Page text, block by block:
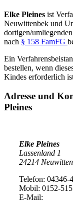
Elke Pleines ist
Neuwittenbek und
dortigen/
nach § 158 FamFG
Ein
bestellen, wenn
Kindes erforderlich
Adresse und
Pleines
Elke Pleines
Lassenland 1
24214
Telefon: 04346-
Mobil: 0152-
E-Mail: